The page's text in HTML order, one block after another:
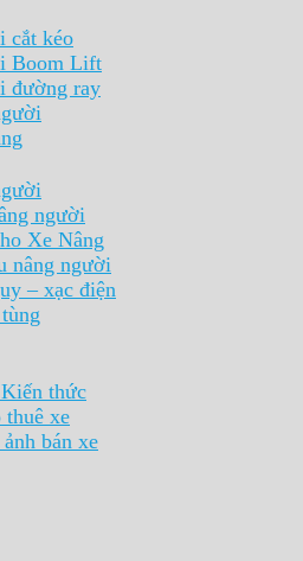
cắt kéo
Boom Lift
đường ray
người
Xe Nâng
nâng người
– xạc điện
thức
thuê xe
bán xe